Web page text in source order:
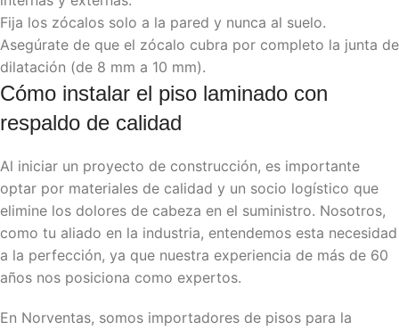
Fija los zócalos solo a la pared y nunca al suelo.
Asegúrate de que el zócalo cubra por completo la junta de
dilatación (de 8 mm a 10 mm).
Cómo instalar el piso laminado con
respaldo de calidad
Al iniciar un proyecto de construcción, es importante
optar por materiales de calidad y un socio logístico que
elimine los dolores de cabeza en el suministro. Nosotros,
como tu aliado en la industria, entendemos esta necesidad
a la perfección, ya que nuestra experiencia de más de 60
años nos posiciona como expertos.
En Norventas, somos importadores de pisos para la